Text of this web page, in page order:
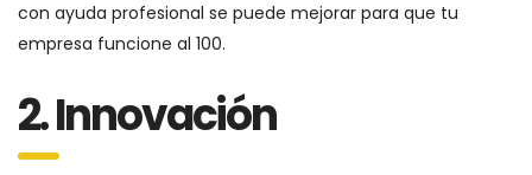
con ayuda profesional se puede mejorar para que tu
empresa funcione al 100.
2. Innovación